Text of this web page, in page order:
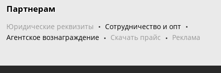
Партнерам
Юридические реквизиты
Сотрудничество и опт
Агентское вознаграждение
Скачать прайс Реклама